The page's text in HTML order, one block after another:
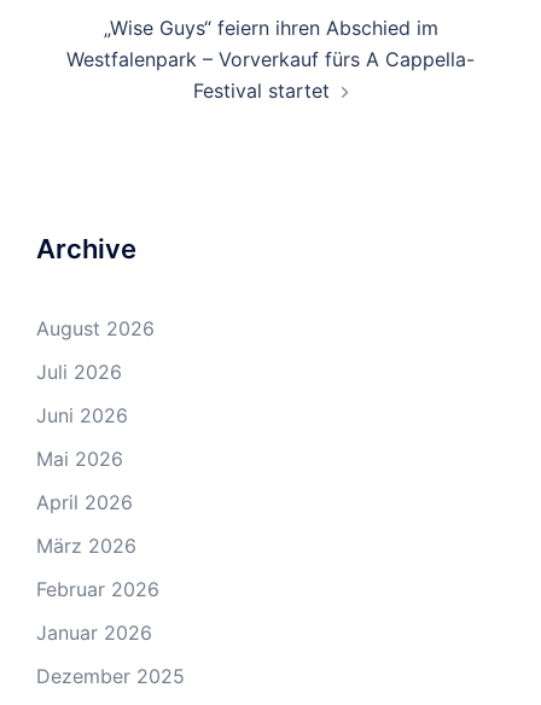
„Wise Guys“ feiern ihren Abschied im
Westfalenpark – Vorverkauf fürs A Cappella-
Festival startet
Archive
August 2026
Juli 2026
Juni 2026
Mai 2026
April 2026
März 2026
Februar 2026
Januar 2026
Dezember 2025